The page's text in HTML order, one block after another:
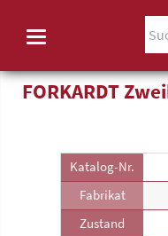
FORKARDT
Katalog-Nr.
Fabrikat
Zustand